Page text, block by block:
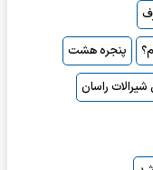
پنجره هشت
شیرالات راسان